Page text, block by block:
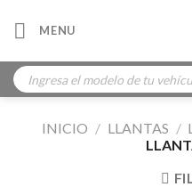
MENU
Búsqueda
de
productos
INICIO / LLANTAS /